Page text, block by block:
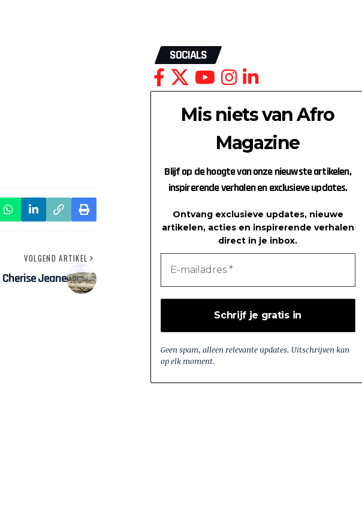
VOLGEND ARTIKEL
Cherise Jeane
SOCIALS
Mis niets van Afro
Magazine
Blijf op de hoogte van onze nieuwste artikelen,
inspirerende verhalen en exclusieve updates.
Ontvang exclusieve updates, nieuwe
artikelen, acties en inspirerende verhalen
direct in je inbox.
Geen spam, alleen relevante updates. Uitschrijven kan
op elk moment.